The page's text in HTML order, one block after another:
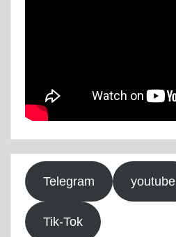
Telegram youtube
Tik-Tok